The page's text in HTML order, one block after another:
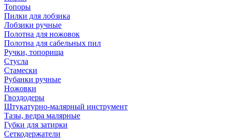
Топоры
Пилки для лобзика
Лобзики ручные
Полотна для ножовок
Полотна для сабельных пил
Ручки, топорища
Стусла
Стамески
Рубанки ручные
Ножовки
Гвоздодеры
Штукатурно-малярный инструмент
Тазы, ведра малярные
Губки для затирки
Сеткодержатели